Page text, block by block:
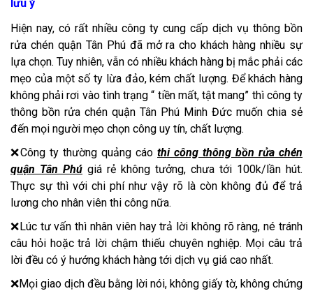
lưu ý
Hiện nay, có rất nhiều công ty cung cấp dịch vụ thông bồn
rửa chén quận Tân Phú đã mở ra cho khách hàng nhiều sự
lựa chọn. Tuy nhiên, vẫn có nhiều khách hàng bị mắc phải các
mẹo của một số ty lừa đảo, kém chất lượng. Để khách hàng
không phải rơi vào tình trạng “ tiền mất, tật mang” thì công ty
thông bồn rửa chén quận Tân Phú Minh Đức muốn chia sẻ
đến mọi người mẹo chọn công uy tín, chất lượng.
❌Công ty thường quảng cáo thi công thông bồn rửa chén
quận Tân Phú giá rẻ không tưởng, chưa tới 100k/lần hút.
Thực sự thì với chi phí như vậy rõ là còn không đủ để trả
lương cho nhân viên thi công nữa.
❌Lúc tư vấn thì nhân viên hay trả lời không rõ ràng, né tránh
câu hỏi hoặc trả lời chậm thiếu chuyên nghiệp. Mọi câu trả
lời đều có ý hướng khách hàng tới dịch vụ giá cao nhất.
❌Mọi giao dịch đều bằng lời nói, không giấy tờ, không chứng